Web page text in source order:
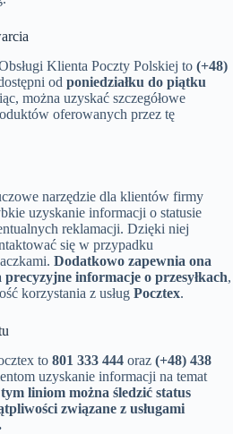
Klienta Poczty Polskiej to (+48)
od poniedziałku do piątku
można uzyskać szczegółowe
oferowanych przez tę
narzędzie dla klientów firmy
uzyskanie informacji o statusie
reklamacji. Dzięki niej
się w przypadku
Dodatkowo zapewnia ona
precyzyjne informacje o przesyłkach,
korzystania z usług Pocztex.
to 801 333 444 oraz (+48) 438
uzyskanie informacji na temat
liniom można śledzić status
związane z usługami